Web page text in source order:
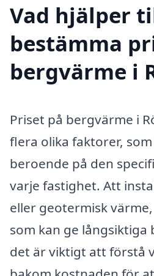
Vad hjälper
bestämma
bergvärme i
Priset på bergvärme i
flera olika faktorer,
beroende på den
varje fastighet. Att
eller geotermisk
som kan ge långsiktiga
det är viktigt att förstå